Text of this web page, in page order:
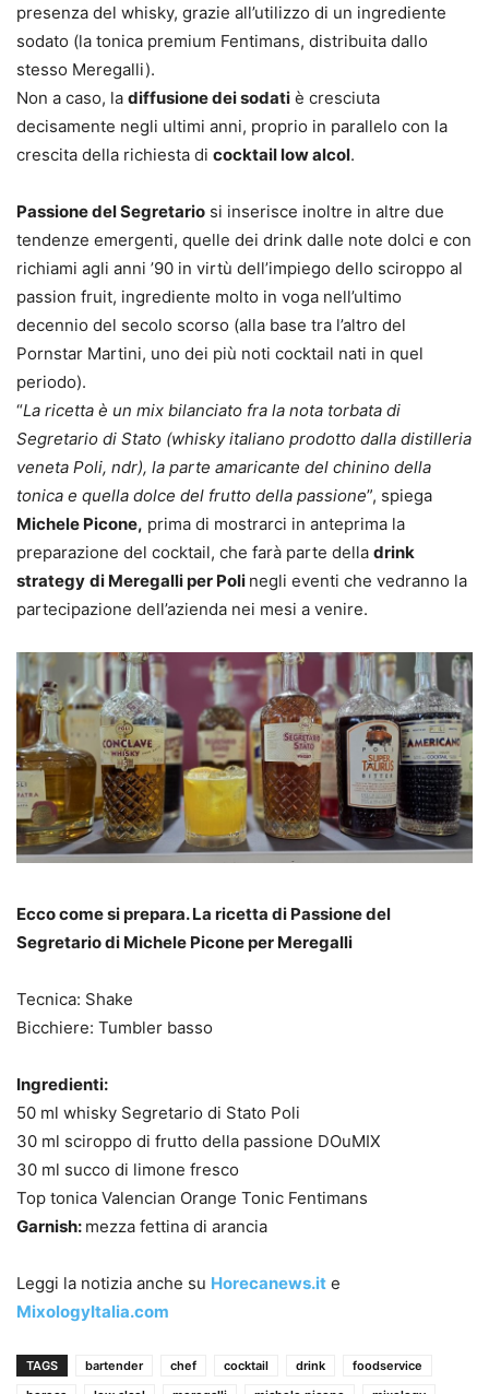
presenza del whisky, grazie all’utilizzo di un ingrediente
sodato (la tonica premium Fentimans, distribuita dallo
stesso Meregalli).
Non a caso, la diffusione dei sodati è cresciuta
decisamente negli ultimi anni, proprio in parallelo con la
crescita della richiesta di cocktail low alcol.
Passione del Segretario si inserisce inoltre in altre due
tendenze emergenti, quelle dei drink dalle note dolci e con
richiami agli anni ’90 in virtù dell’impiego dello sciroppo al
passion fruit, ingrediente molto in voga nell’ultimo
decennio del secolo scorso (alla base tra l’altro del
Pornstar Martini, uno dei più noti cocktail nati in quel
periodo).
“La ricetta è un mix bilanciato fra la nota torbata di
Segretario di Stato (whisky italiano prodotto dalla distilleria
veneta Poli, ndr), la parte amaricante del chinino della
tonica e quella dolce del frutto della passione”, spiega
Michele Picone, prima di mostrarci in anteprima la
preparazione del cocktail, che farà parte della drink
strategy di Meregalli per Poli negli eventi che vedranno la
partecipazione dell’azienda nei mesi a venire.
Ecco come si prepara. La ricetta di Passione del
Segretario di Michele Picone per Meregalli
Tecnica: Shake
Bicchiere: Tumbler basso
Ingredienti:
50 ml whisky Segretario di Stato Poli
30 ml sciroppo di frutto della passione DOuMIX
30 ml succo di limone fresco
Top tonica Valencian Orange Tonic Fentimans
Garnish: mezza fettina di arancia
Leggi la notizia anche su Horecanews.it e
MixologyItalia.com
TAGS bartender chef cocktail drink
foodservice